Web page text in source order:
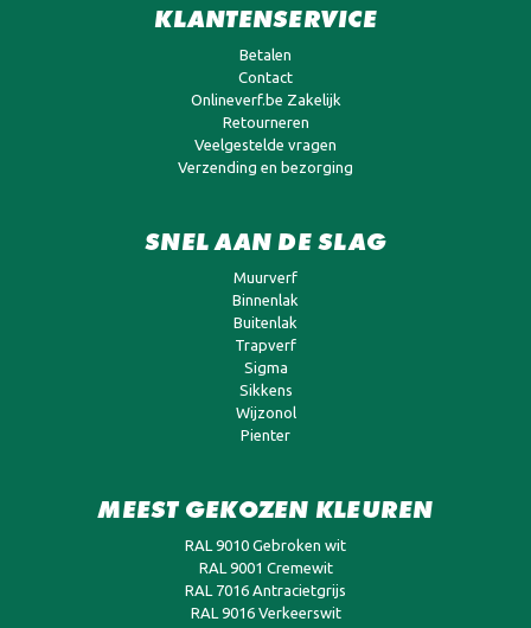
KLANTENSERVICE
Betalen
Contact
Onlineverf.be Zakelijk
Retourneren
Veelgestelde vragen
Verzending en bezorging
SNEL AAN DE SLAG
Muurverf
Binnenlak
Buitenlak
Trapverf
Sigma
Sikkens
Wijzonol
Pienter
MEEST GEKOZEN KLEUREN
RAL 9010 Gebroken wit
RAL 9001 Cremewit
RAL 7016 Antracietgrijs
RAL 9016 Verkeerswit